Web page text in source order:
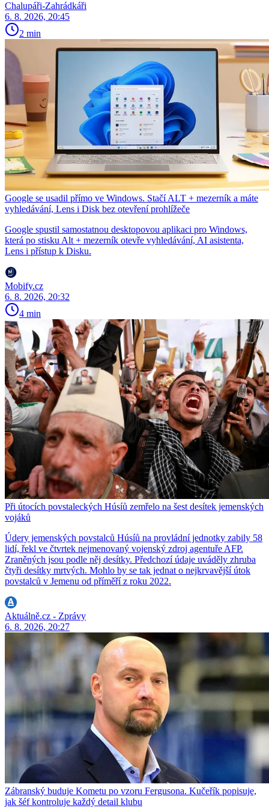
Chalupáři-Zahrádkáři
6. 8. 2026, 20:45
2 min
Google se usadil přímo ve Windows. Stačí ALT + mezerník a máte
vyhledávání, Lens i Disk bez otevření prohlížeče
Google spustil samostatnou desktopovou aplikaci pro Windows,
která po stisku Alt + mezerník otevře vyhledávání, AI asistenta,
Lens i přístup k Disku.
Mobify.cz
6. 8. 2026, 20:32
4 min
Při útocích povstaleckých Húsíů zemřelo na šest desítek jemenských
vojáků
Údery jemenských povstalců Húsíů na provládní jednotky zabily 58
lidí, řekl ve čtvrtek nejmenovaný vojenský zdroj agentuře AFP.
Zraněných jsou podle něj desítky. Předchozí údaje uváděly zhruba
čtyři desítky mrtvých. Mohlo by se tak jednat o nejkrvavější útok
povstalců v Jemenu od příměří z roku 2022.
Aktuálně.cz - Zprávy
6. 8. 2026, 20:27
Zábranský buduje Kometu po vzoru Fergusona. Kučeřík popisuje,
jak šéf kontroluje každý detail klubu